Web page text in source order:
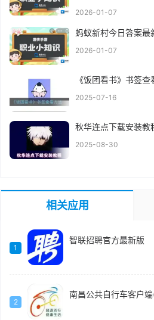
2026-01-07
蚂蚁新村今日答案
2026-01-07
《饭团看书》书签查
2025-07-16
秋华连点下载安装教
2025-08-30
相关应用
1
智联招聘官方最新版
2